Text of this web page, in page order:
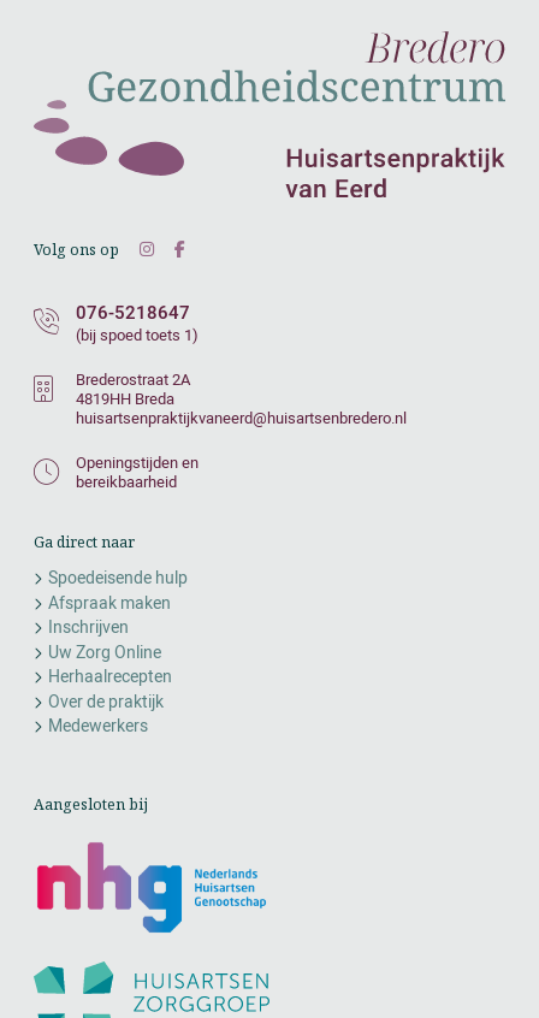
Volg ons op
076-5218647
(bij spoed toets 1)
Brederostraat 2A
4819HH Breda
huisartsenpraktijkvaneerd@huisartsenbredero.nl
Openingstijden en
bereikbaarheid
Ga direct naar
Spoedeisende hulp
Afspraak maken
Inschrijven
Uw Zorg Online
Herhaalrecepten
Over de praktijk
Medewerkers
Aangesloten bij